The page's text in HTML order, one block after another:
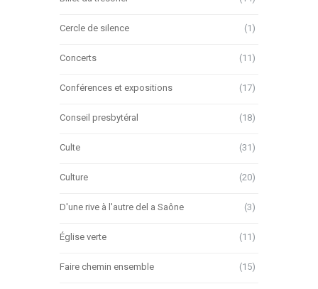
Cercle de silence (1)
Concerts (11)
Conférences et expositions (17)
Conseil presbytéral (18)
Culte (31)
Culture (20)
D'une rive à l'autre del a Saône (3)
Église verte (11)
Faire chemin ensemble (15)